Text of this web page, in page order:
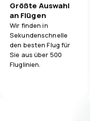
Größte Auswahl
an Flügen
Wir finden in
Sekundenschnelle
den besten Flug für
Sie aus über 500
Fluglinien.